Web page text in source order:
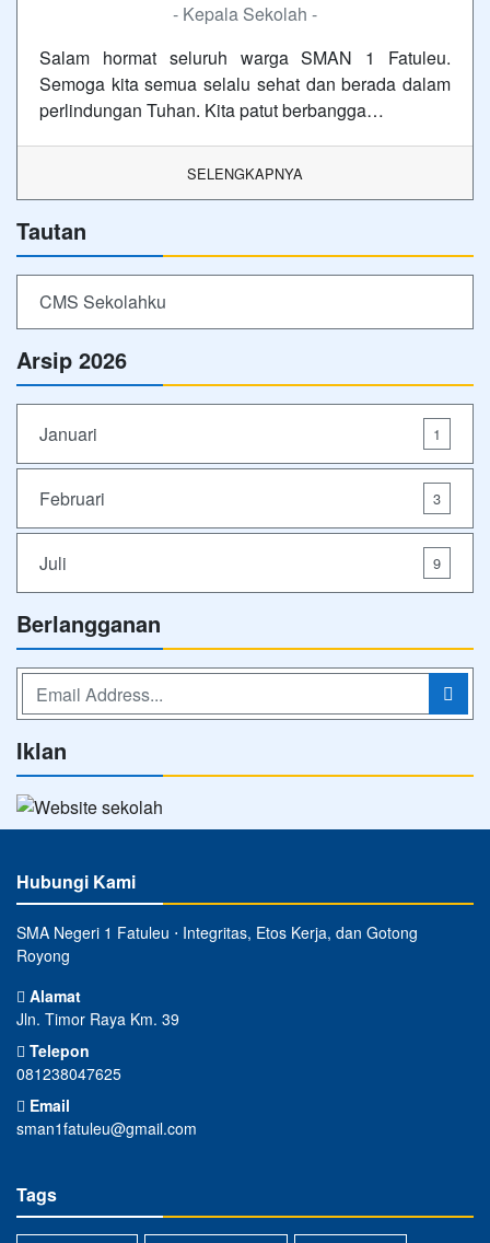
- Kepala Sekolah -
Salam hormat seluruh warga SMAN 1 Fatuleu.
Semoga kita semua selalu sehat dan berada dalam
perlindungan Tuhan. Kita patut berbangga…
SELENGKAPNYA
Tautan
CMS Sekolahku
Arsip 2026
Januari 1
Februari 3
Juli 9
Berlangganan
Iklan
Hubungi Kami
SMA Negeri 1 Fatuleu ⋅ Integritas, Etos Kerja, dan Gotong
Royong
Alamat
Jln. Timor Raya Km. 39
Telepon
081238047625
Email
sman1fatuleu@gmail.com
Tags